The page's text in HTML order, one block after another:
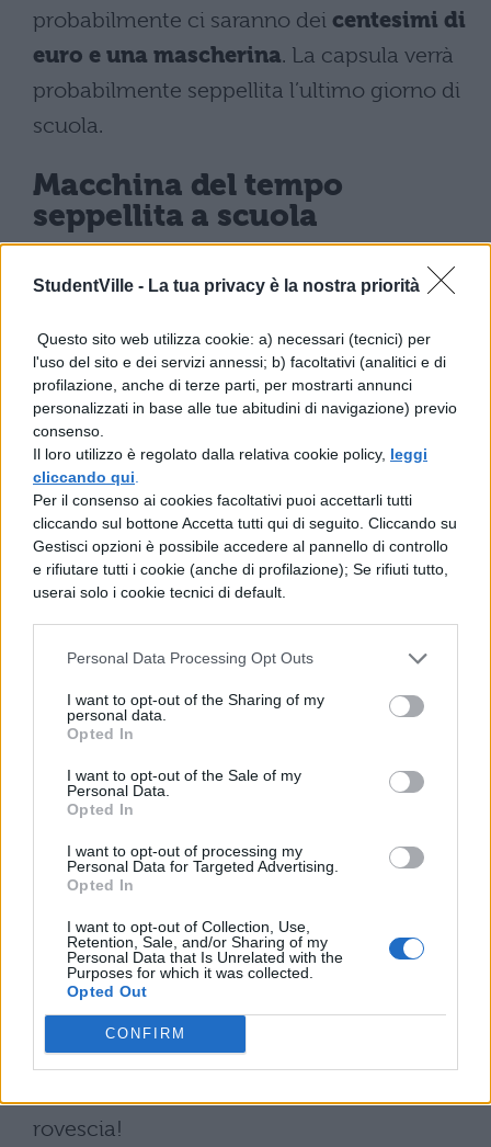
StudentVille - La tua privacy è la nostra priorità
Questo sito web utilizza cookie: a) necessari (tecnici) per
l'uso del sito e dei servizi annessi; b) facoltativi (analitici e di
profilazione, anche di terze parti, per mostrarti annunci
personalizzati in base alle tue abitudini di navigazione) previo
consenso.
Il loro utilizzo è regolato dalla relativa cookie policy, leggi
cliccando qui
Per il consenso ai cookies facoltativi puoi accettarli tutti
cliccando sul bottone Accetta tutti qui di seguito. Cliccando su
Gestisci opzioni è possibile accedere al pannello di controllo
e rifiutare tutti i cookie (anche di profilazione); Se rifiuti tutto,
userai solo i cookie tecnici di default.
Personal Data Processing Opt Outs
I want to opt-out of the Sharing of my
personal data.
Opted In
I want to opt-out of the Sale of my
Personal Data.
Opted In
I want to opt-out of processing my
Personal Data for Targeted Advertising.
Opted In
I want to opt-out of Collection, Use,
Retention, Sale, and/or Sharing of my
Personal Data that Is Unrelated with the
Purposes for which it was collected.
Opted Out
CONFIRM
probabilmente ci saranno dei centesimi di
euro e una mascherina. La capsula verrà
probabilmente seppellita l’ultimo giorno di
scuola.
Macchina del tempo
seppellita a scuola
La macchina del tempo costruita dai
Alessandro Volta è fra le prime ad essere
state allestite nella nostra penisola. Nel
2042, anno nel quale si è stabilito di
riaprirla, quelli che oggi sono ragazzi, ma a
distanza di 20 anni saranno diventati adulti,
avranno la possibilità difare un viaggio
nel tempo, ma all’indietro. E così di poter
verificare quali siano stati i cambiamenti
avvenuti nel ventennio. In effetti una prima
ipotesi era quella di dissotterrarla dopo 50
anni, ma i ragazzi hanno preferito non
aspettare tanto.
Tale iniziativa è stata voluta dal
Comune di
Mandello
Fuoriclasse. Così è stata acquistata una
capsula del diametro di circa quaranta
centimetri. Lo scopo è quello di riempirla
con oggetti, immagini o anche lettere o
documenti che possano fornire un quadro
completo della nostra epoca. Una sorta di
fotografia del momento storico che stiamo
rovescia!